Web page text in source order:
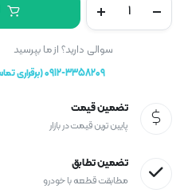
تایم
کنتیننتال
سوالی دارید؟ از ما بپرسید
0912-3358209 (برقراری تماس)
تضمین قیمت
پایین ترین قیمت در بازار
تضمین تطابق
مطابقت قطعه با خودرو